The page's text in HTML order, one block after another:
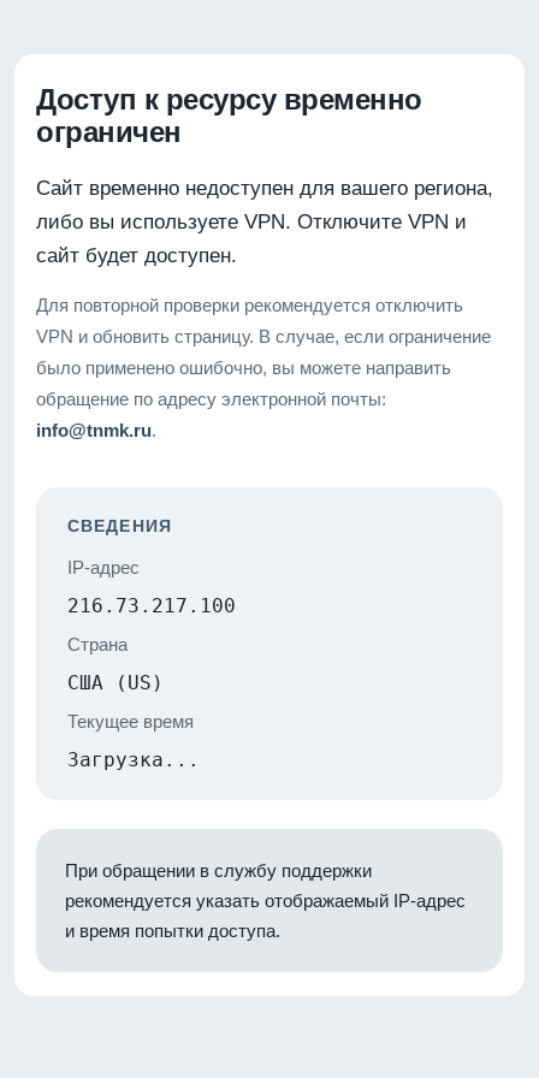
Доступ к ресурсу временно
ограничен
Сайт временно недоступен для вашего региона,
либо вы используете VPN. Отключите VPN и
сайт будет доступен.
Для повторной проверки рекомендуется отключить
VPN и обновить страницу. В случае, если ограничение
было применено ошибочно, вы можете направить
обращение по адресу электронной почты:
info@tnmk.ru.
СВЕДЕНИЯ
IP-адрес
216.73.217.100
Страна
США (US)
Текущее время
Загрузка...
При обращении в службу поддержки
рекомендуется указать отображаемый IP-адрес
и время попытки доступа.